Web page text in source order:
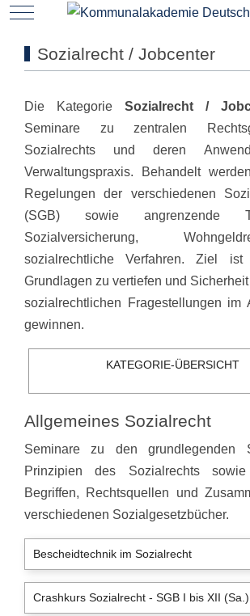
Mobile Menu Toggle
Sozialrecht / Jobcenter
Die Kategorie Sozialrecht /
Seminare zu zentralen
Sozialrechts und deren
Verwaltungspraxis. Behandelt
Regelungen der verschiedenen
(SGB) sowie angrenzende
Sozialversicherung,
sozialrechtliche Verfahren. Ziel
Grundlagen zu vertiefen und
sozialrechtlichen Fragestellungen im
gewinnen.
KATEGORIE-ÜBERSICHT
Allgemeines Sozialrecht
Seminare zu den grundlegenden
Prinzipien des Sozialrechts
Begriffen, Rechtsquellen und
verschiedenen Sozialgesetzbücher.
Bescheidtechnik im Sozialrecht
Crashkurs Sozialrecht - SGB I bis XII (Sa.)